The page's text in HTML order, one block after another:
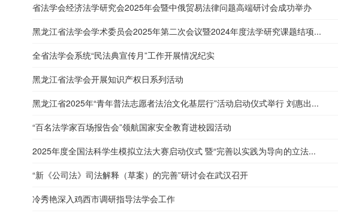
省法学会经济法学研究会2025年会暨中俄贸易法律问题高端研讨会成功举办
黑龙江省法学会学术委员会2025年第二次会议暨2024年度法学研究课题结项...
全省法学会系统“民法典宣传月”工作开展情况纪实
黑龙江省法学会开展知识产权日系列活动
黑龙江省2025年“青年普法志愿者法治文化基层行”活动启动仪式举行 刘惠出...
“百名法学家百场报告会”领航国家安全教育进校园活动
2025年度全国法科学生模拟立法大赛启动仪式 暨“完善以实践为导向的立法...
“新《公司法》司法解释（草案）的完善”研讨会在武汉召开
冷秀艳深入鸡西市调研指导法学会工作